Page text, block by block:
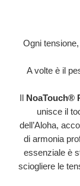
Ogni
A volte è il
NoaTouch®
unisce il
dell’Aloha,
di armonia
essenziale è
sciogliere le